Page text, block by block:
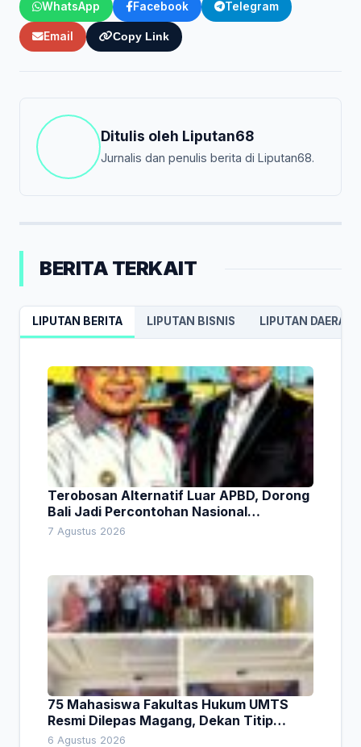
WhatsApp Facebook Telegram
Email Copy Link
Ditulis oleh Liputan68
Jurnalis dan penulis berita di Liputan68.
BERITA TERKAIT
LIPUTAN BERITA LIPUTAN BISNIS LIPUTAN DAERAH
Terobosan Alternatif Luar APBD, Dorong
Bali Jadi Percontohan Nasional
Pembiayaan Daerah
7 Agustus 2026
75 Mahasiswa Fakultas Hukum UMTS
Resmi Dilepas Magang, Dekan Titip
Empat Pesan Penting
6 Agustus 2026